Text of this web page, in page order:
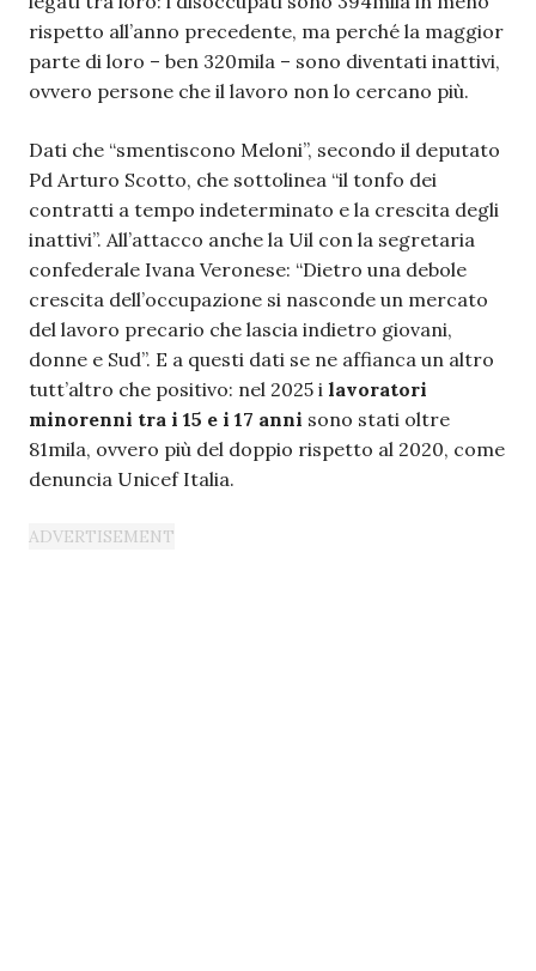
rispetto all’anno precedente, ma perché la maggior
parte di loro – ben 320mila – sono diventati inattivi,
ovvero persone che il lavoro non lo cercano più.
Dati che “smentiscono Meloni”, secondo il deputato
Pd Arturo Scotto, che sottolinea “il tonfo dei
contratti a tempo indeterminato e la crescita degli
inattivi”. All’attacco anche la Uil con la segretaria
confederale Ivana Veronese: “Dietro una debole
crescita dell’occupazione si nasconde un mercato
del lavoro precario che lascia indietro giovani,
donne e Sud”. E a questi dati se ne affianca un altro
tutt’altro che positivo: nel 2025 i lavoratori
minorenni tra i 15 e i 17 anni sono stati oltre
81mila, ovvero più del doppio rispetto al 2020, come
denuncia Unicef Italia.